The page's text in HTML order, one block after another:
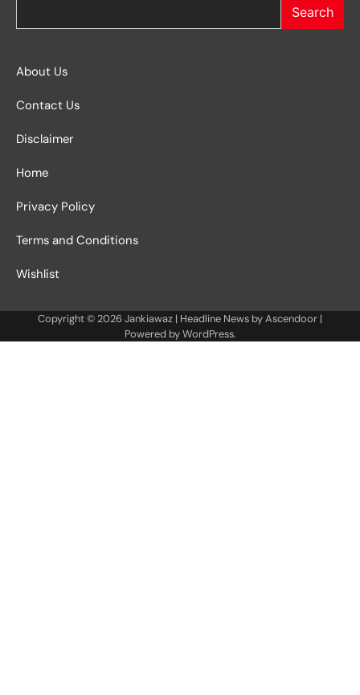
Search
About Us
Contact Us
Disclaimer
Home
Privacy Policy
Terms and Conditions
Wishlist
Copyright © 2026Jankiawaz | Headline News byAscendoor |
Powered byWordPress.